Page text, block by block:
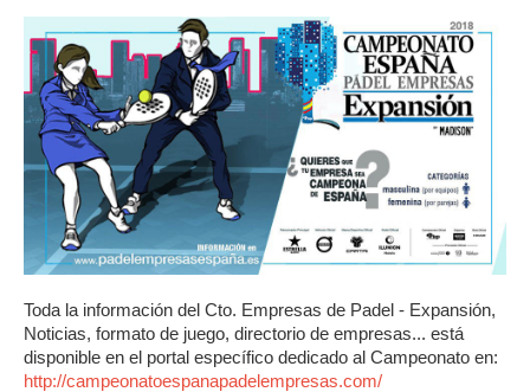
Toda la información del Cto. Empresas de Padel - Expansión,
Noticias, formato de juego, directorio de empresas... está
disponible en el portal específico dedicado al Campeonato en:
http://campeonatoespanapadelempresas.com/